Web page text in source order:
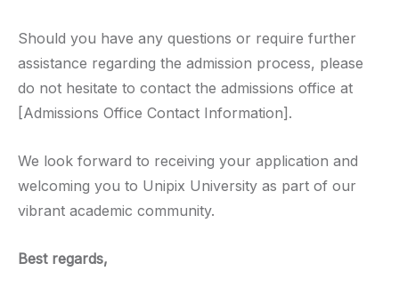
Should you have any questions or require further
assistance regarding the admission process, please
do not hesitate to contact the admissions office at
[Admissions Office Contact Information].
We look forward to receiving your application and
welcoming you to Unipix University as part of our
vibrant academic community.
Best regards,